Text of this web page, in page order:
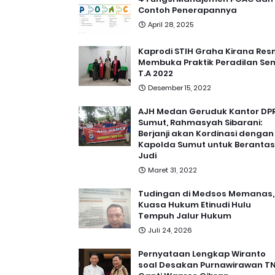
Contoh Penerapannya
April 28, 2025
Kaprodi STIH Graha Kirana
Membuka Praktik Peradilan
T.A 2022
Desember 15, 2022
AJH Medan Geruduk Kantor
Sumut, Rahmasyah Sibarani:
Berjanji akan Kordinasi dengan
Kapolda Sumut untuk Berantas
Judi
Maret 31, 2022
Tudingan di Medsos Memanas,
Kuasa Hukum Etinudi Hulu
Tempuh Jalur Hukum
Juli 24, 2026
Pernyataan Lengkap Wiranto
soal Desakan Purnawirawan